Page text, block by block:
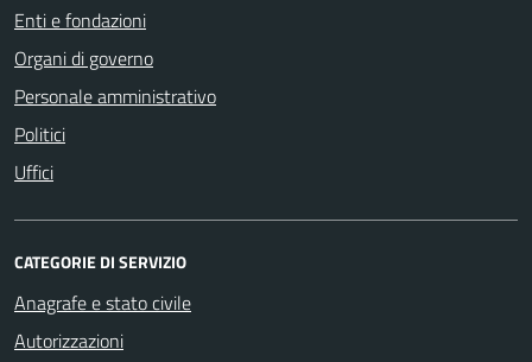
Enti e fondazioni
Organi di governo
Personale amministrativo
Politici
Uffici
CATEGORIE DI SERVIZIO
Anagrafe e stato civile
Autorizzazioni